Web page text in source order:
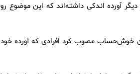
آورده اندکی داشته‌اند که این موضوع
خوش‌حساب مصوب کرد افرادی که آورده خود